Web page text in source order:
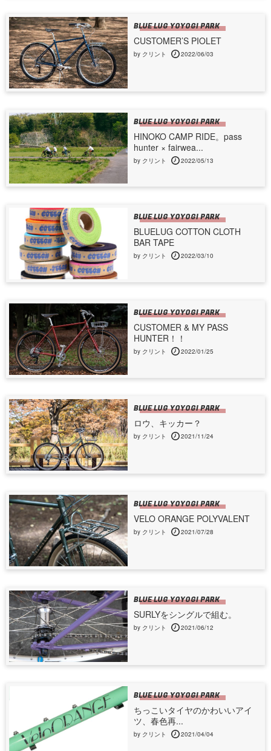
BLUE LUG YOYOGI PARK
CUSTOMER’S PIOLET
by クリント 2022/06/03
BLUE LUG YOYOGI PARK
HINOKO CAMP RIDE。pass
hunter × fairwea...
by クリント 2022/05/13
BLUE LUG YOYOGI PARK
BLUELUG COTTON CLOTH
BAR TAPE
by クリント 2022/03/10
BLUE LUG YOYOGI PARK
CUSTOMER & MY PASS
HUNTER！！
by クリント 2022/01/25
BLUE LUG YOYOGI PARK
ロウ、キッカー？
by クリント 2021/11/24
BLUE LUG YOYOGI PARK
VELO ORANGE POLYVALENT
by クリント 2021/07/28
BLUE LUG YOYOGI PARK
SURLYをシングルで組む。
by クリント 2021/06/12
BLUE LUG YOYOGI PARK
ちっこいタイヤのかわいいアイ
ツ、春色再...
by クリント 2021/04/04